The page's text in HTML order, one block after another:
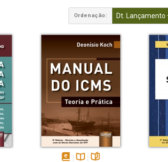
Ordenação: Dt. Lançamento
TambémFolheie